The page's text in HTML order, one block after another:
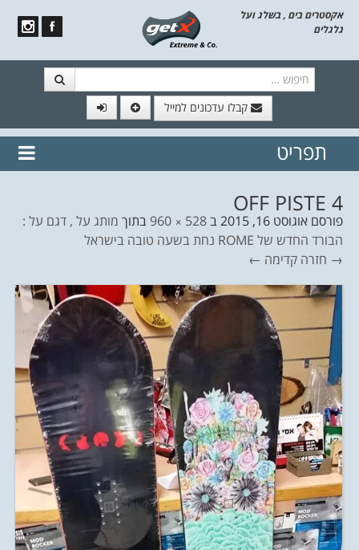
אקסטרים בים , בשלג ועל
גלגלים
קבלו עדכונים למייל
// הצטרף לרשימת תפוצה!
נשמח
תפריט
OFF PISTE 4
פורסם אוגוסט 16, 2015 ב528 × 960 בתוך מותג על , דגם על :
הבורד החדש של ROME נחת בשעה טובה בישראל
→ חזרה קדימה ←